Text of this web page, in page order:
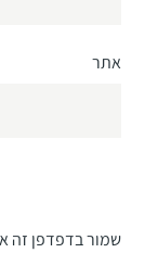
אתר
שמור בדפדפן זה